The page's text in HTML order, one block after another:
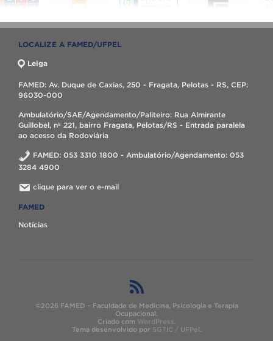
LOCALIZE A FAMED/UFPEL
Leiga
FAMED: Av. Duque de Caxias, 250 - Fragata, Pelotas - RS, CEP:
96030-000
Ambulatório/SAE/Agendamento/Paliteiro: Rua Almirante
Guillobel, nº 221, bairro Fragata, Pelotas/RS - Entrada paralela
ao acesso da Rodoviária
FAMED: 053 3310 1800 - Ambulatório/Agendamento: 053
3284 4900
clique para ver o e-mail
FAMED
Notícias
©2026 FAMED – Faculdade de Medicina, Psicologia e Terapia
Ocupacional.
Criado com WordPress.
Tema desenvolvido por SGTIC / UFPel.